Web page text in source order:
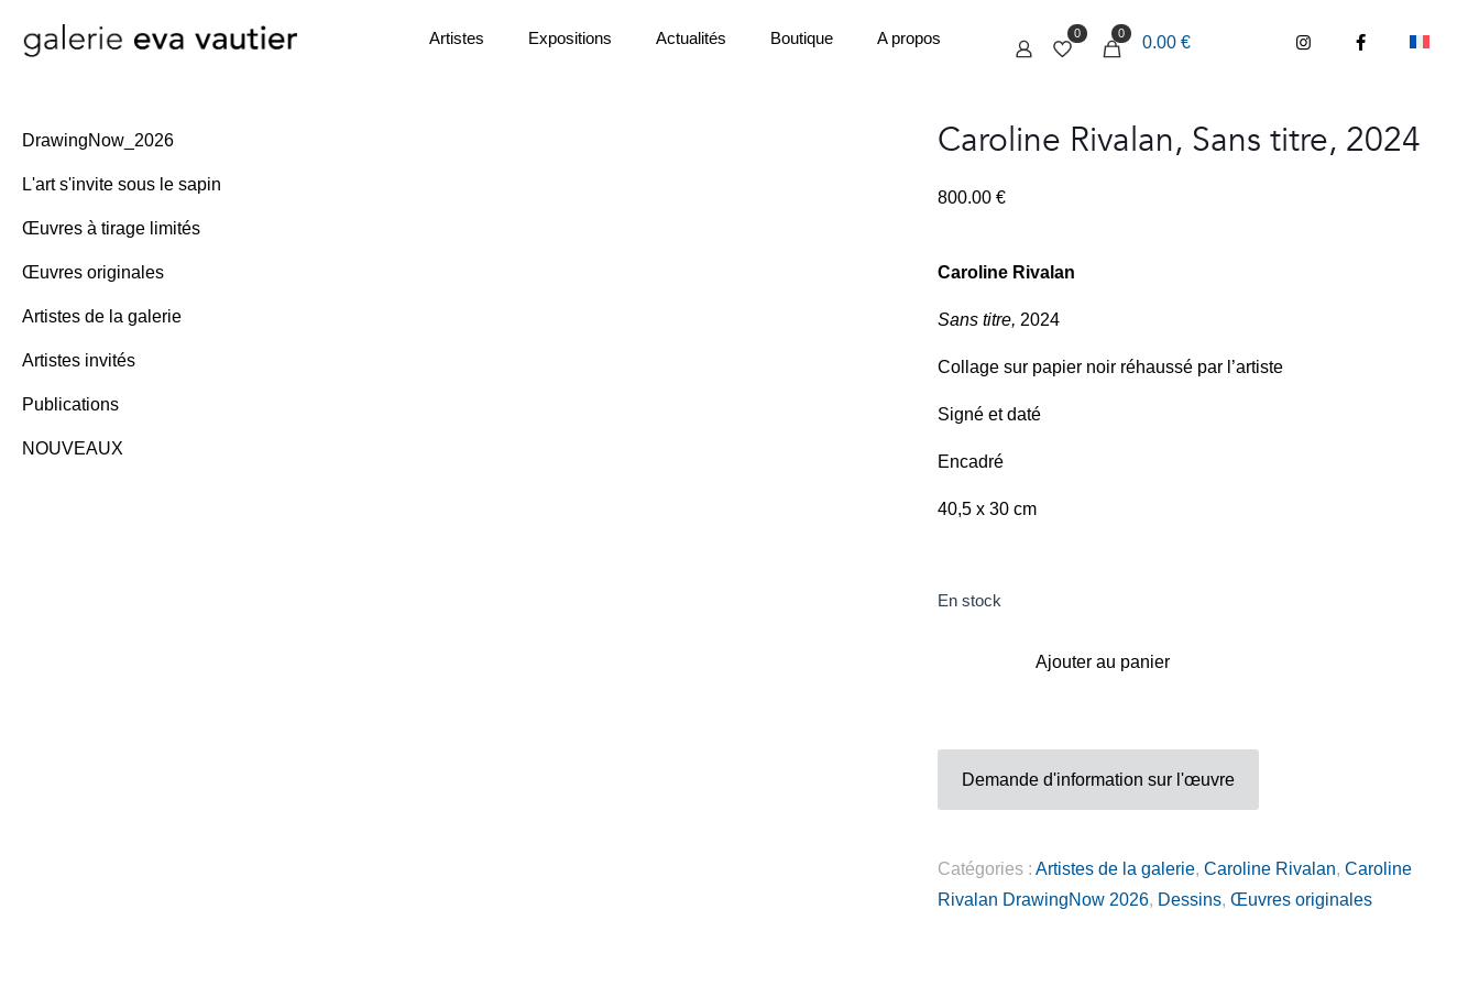
Artistes Expositions Actualités Boutique A propos 0 0
0.00 €
Caroline Rivalan, Sans titre, 2024
800.00 €
Caroline Rivalan
Sans titre, 2024
Collage sur papier noir réhaussé par l’artiste
Signé et daté
Encadré
40,5 x 30 cm
En stock
Ajouter au panier
Demande d'information sur l'œuvre
Catégories : Artistes de la galerie, Caroline Rivalan, Caroline
Rivalan DrawingNow 2026, Dessins, Œuvres originales
DrawingNow_2026
L'art s'invite sous le sapin
Œuvres à tirage limités
Œuvres originales
Artistes de la galerie
Artistes invités
Publications
NOUVEAUX
Adresse
Nice France
Gérer mes préferences